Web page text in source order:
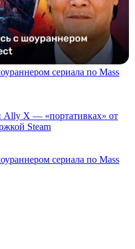
сериала по Mass
X — «портативках» от
Steam
сериала по Mass